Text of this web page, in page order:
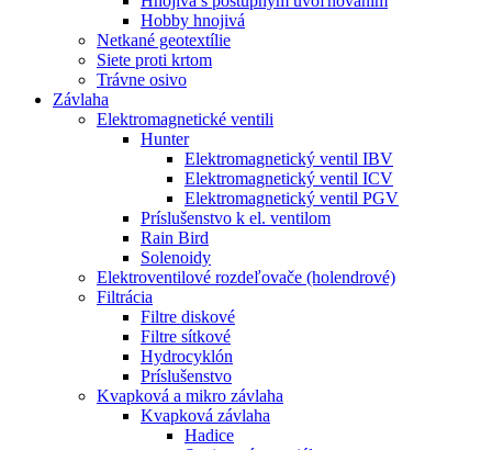
Hobby hnojivá
Netkané geotextílie
Siete proti krtom
Trávne osivo
Závlaha
Elektromagnetické ventili
Hunter
Elektromagnetický ventil IBV
Elektromagnetický ventil ICV
Elektromagnetický ventil PGV
Príslušenstvo k el. ventilom
Rain Bird
Solenoidy
Elektroventilové rozdeľovače (holendrové)
Filtrácia
Filtre diskové
Filtre sítkové
Hydrocyklón
Príslušenstvo
Kvapková a mikro závlaha​
Kvapková závlaha
Hadice